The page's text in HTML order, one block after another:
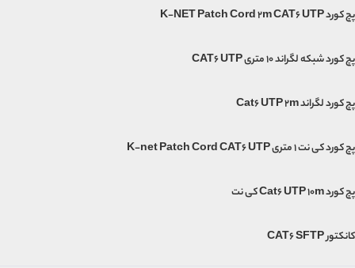
پچ کورد K-NET Patch Cord 2m CAT6 UTP
پچ کورد شبکه لگراند 10 متری CAT6 UTP
پچ کورد لگراند Cat6 UTP 2m
پچ کورد کی نت 1 متری K-net Patch Cord CAT6 UTP
پچ کورد Cat6 UTP 10m کی نت
کانکتور CAT6 SFTP